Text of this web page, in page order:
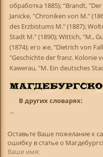
обработка 1885); "Brandt,
Janicke, "Chroniken von M."
des Erzbistums M." (1887);
Stadt M." (1890); Wittich, "M.,
(1874); его же, "Dietrich von
"Geschichte der franz. Kolonie
Kawerau, "M. Ein deutsches
В других словарях:
...
Оставьте Ваше пожелание к
ошибку в статье о
Ваше имя: